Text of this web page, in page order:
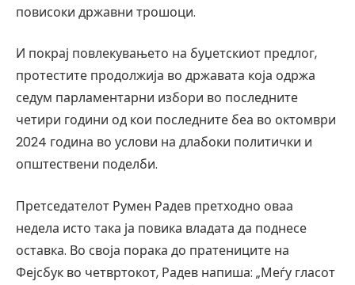
повисоки државни трошоци.
И покрај повлекувањето на буџетскиот предлог,
протестите продолжија во државата која одржа
седум парламентарни избори во последните
четири години од кои последните беа во октомври
2024 година во услови на длабоки политички и
општествени поделби.
Претседателот Румен Радев претходно оваа
недела исто така ја повика владата да поднесе
оставка. Во своја порака до пратениците на
Фејсбук во четвртокот, Радев напиша: „Меѓу гласот